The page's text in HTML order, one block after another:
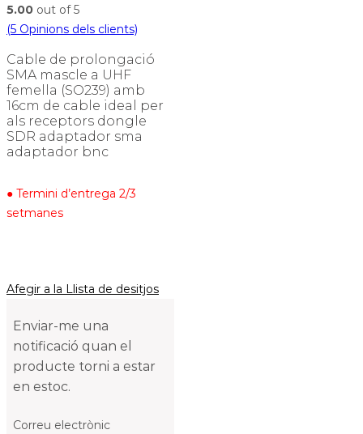
5.00 out of 5
(5 Opinions dels clients)
Cable de prolongació
SMA mascle a UHF
femella (SO239) amb
16cm de cable ideal per
als receptors dongle
SDR adaptador sma
adaptador bnc
● Termini d’entrega 2/3
setmanes
Afegir a la Llista de desitjos
Enviar-me una
notificació quan el
producte torni a estar
en estoc.
Correu electrònic